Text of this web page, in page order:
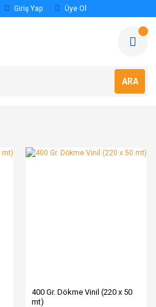
Giriş Yap Üye Ol
ARA
400 Gr. Dökme Vinil (220 x 50
mt)